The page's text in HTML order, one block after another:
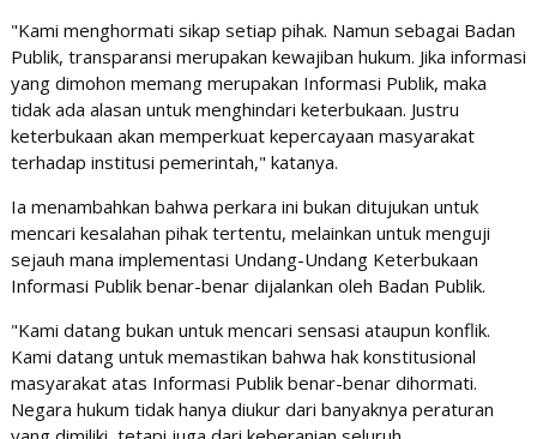
"Kami menghormati sikap setiap pihak. Namun sebagai Badan
Publik, transparansi merupakan kewajiban hukum. Jika informasi
yang dimohon memang merupakan Informasi Publik, maka
tidak ada alasan untuk menghindari keterbukaan. Justru
keterbukaan akan memperkuat kepercayaan masyarakat
terhadap institusi pemerintah," katanya.
Ia menambahkan bahwa perkara ini bukan ditujukan untuk
mencari kesalahan pihak tertentu, melainkan untuk menguji
sejauh mana implementasi Undang-Undang Keterbukaan
Informasi Publik benar-benar dijalankan oleh Badan Publik.
"Kami datang bukan untuk mencari sensasi ataupun konflik.
Kami datang untuk memastikan bahwa hak konstitusional
masyarakat atas Informasi Publik benar-benar dihormati.
Negara hukum tidak hanya diukur dari banyaknya peraturan